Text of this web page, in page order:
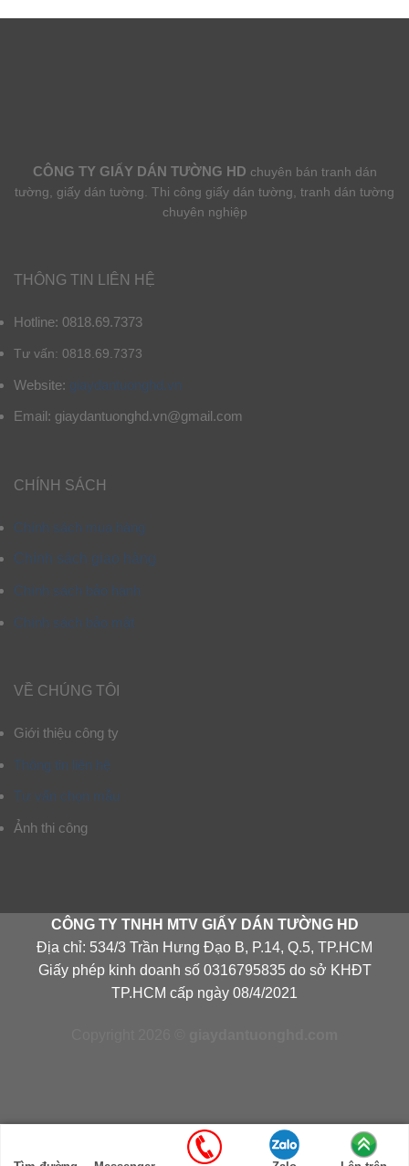
CÔNG TY GIẤY DÁN TƯỜNG HD chuyên bán tranh dán
tường, giấy dán tường. Thi công giấy dán tường, tranh dán tường
chuyên nghiệp
THÔNG TIN LIÊN HỆ
Hotline: 0818.69.7373
Tư vấn: 0818.69.7373
Website: giaydantuonghd.vn
Email: giaydantuonghd.vn@gmail.com
CHÍNH SÁCH
Chính sách mua hàng
Chính sách giao hàng
Chính sách bảo hành
Chính sách bảo mật
VỀ CHÚNG TÔI
Giới thiệu công ty
Thông tin liên hệ
Tư vấn chọn mẫu
Ảnh thi công
CÔNG TY TNHH MTV GIẤY DÁN TƯỜNG HD
Địa chỉ: 534/3 Trần Hưng Đạo B, P.14, Q.5, TP.HCM
Giấy phép kinh doanh số 0316795835 do sở KHĐT
TP.HCM cấp ngày 08/4/2021